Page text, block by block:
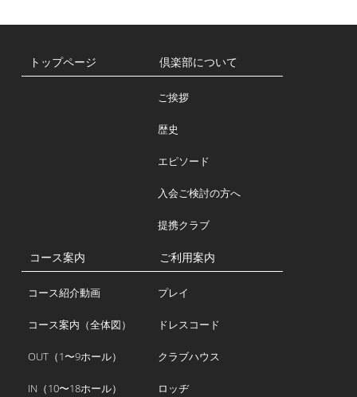
トップページ 倶楽部について
ご挨拶
歴史
エピソード
入会ご検討の方へ
提携クラブ
コース案内
コース紹介動画
コース案内（全体図）
OUT（1〜9ホール）
IN（10〜18ホール）
ご利用案内
プレイ
ドレスコード
クラブハウス
ロッヂ